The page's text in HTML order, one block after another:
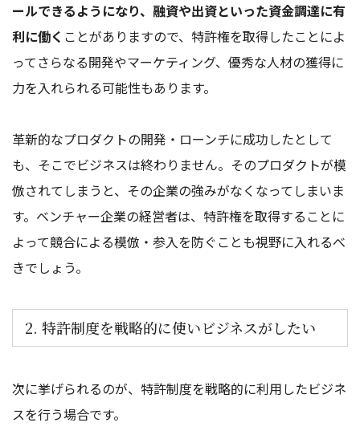
ールできるようになり、融資や出資といった資金調達に有
利に働く ことがありますので、特許権を取得したことによ
ってさらなる開発やマーケティング、優秀な人材の獲得に
力を入れられる可能性もあります。
革新的なプロダクトの開発・ローンチに成功したとして
も、そこでビジネスは終わりません。そのプロダクトが模
倣されてしまうと、その企業の強みがなくなってしまいま
す。ベンチャー企業の経営者は、特許権を取得することに
よって競合による模倣・参入を防ぐことも視野に入れるべ
きでしょう。
2. 特許制度を戦略的に使いビジネスがしたい
次に挙げられるのが、特許制度を戦略的に利用したビジネ
スを行う場合です。